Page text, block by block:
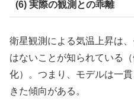
(6) 実際の観測との乖離
衛星観測による気温上昇は
はないことが知られている
化）。つまり、モデルは一
きた傾向がある。